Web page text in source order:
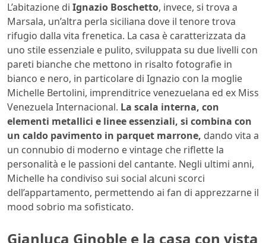
L’abitazione di Ignazio Boschetto, invece, si trova a
Marsala, un’altra perla siciliana dove il tenore trova
rifugio dalla vita frenetica. La casa è caratterizzata da
uno stile essenziale e pulito, sviluppata su due livelli con
pareti bianche che mettono in risalto fotografie in
bianco e nero, in particolare di Ignazio con la moglie
Michelle Bertolini, imprenditrice venezuelana ed ex Miss
Venezuela Internacional. La scala interna, con
elementi metallici e linee essenziali, si combina con
un caldo pavimento in parquet marrone, dando vita a
un connubio di moderno e vintage che riflette la
personalità e le passioni del cantante. Negli ultimi anni,
Michelle ha condiviso sui social alcuni scorci
dell’appartamento, permettendo ai fan di apprezzarne il
mood sobrio ma sofisticato.
Gianluca Ginoble e la casa con vista